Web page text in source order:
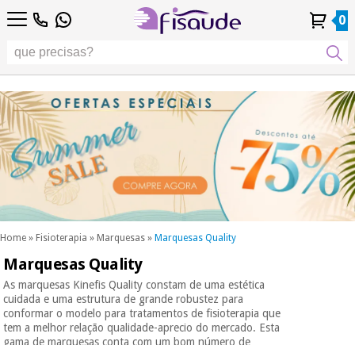
Pessoal
Encomendas
4,8 4,8
Diferenciais
Fisaude
Ocasião
SUMMER
SALE
Os
nossos
produtos
Kinefis
Fisioterapia
Podología
Estética,
dermocosmética
e medicina
estética
Wellness,
qualidade
de vida e
cuidado
corporal
Odontología
Material
médico
PT
DE
0
Home » Fisioterapia » Marquesas » Marquesas Quality
Pessoal
Encomendas
4,8
Diferenciais
Fisaude
Ocasião
SUMMER
SALE
Os
nossos
produtos
Fisioterapia
Estética,
dermocosmética
e medicina
estética
Wellness,
qualidade
cuidado
corporal
Odontología
PT
DE
Marquesas Quality
As marquesas Kinefis Quality constam de uma estética
cuidada e uma estrutura de grande robustez para
conformar o modelo para tratamentos de fisioterapia que
tem a melhor relação qualidade-aprecio do mercado. Esta
gama de marquesas conta com um bom número de